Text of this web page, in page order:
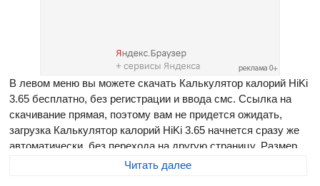
В левом меню вы можете скачать Калькулятор калорий HiKi
3.65 бесплатно, без регистрации и ввода смс. Ссылка на
скачивание прямая, поэтому вам не придется ожидать,
загрузка Калькулятор калорий HiKi 3.65 начнется сразу же
автоматически, без перехода на другую страницу. Размер
программы составляет 14.65 Мб
Читать далее